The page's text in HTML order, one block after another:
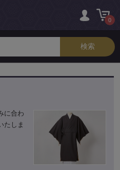
0
に合わ
たしま